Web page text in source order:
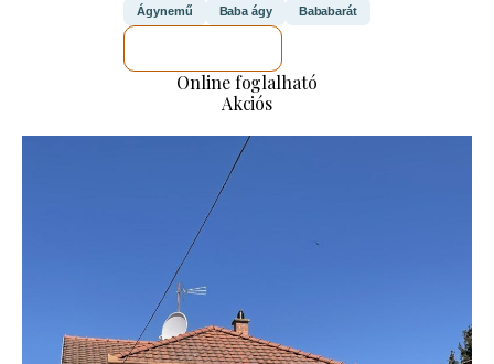
Ágynemű Baba ágy Bababarát
Online foglalható
Akciós